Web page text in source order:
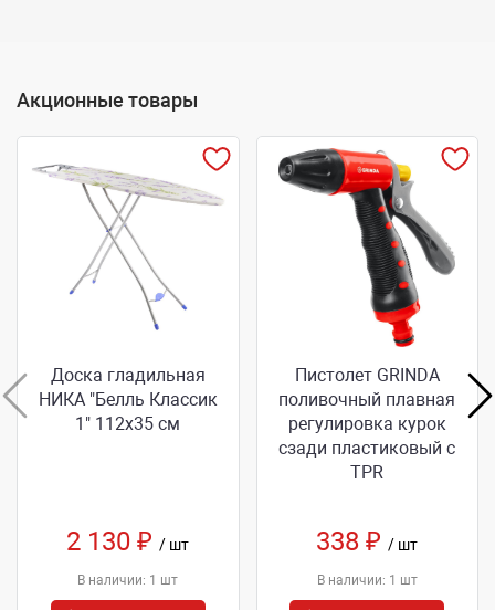
Акционные товары
Доска гладильная
НИКА "Белль Классик
1" 112х35 см
2 130 ₽/ шт
В наличии: 1 шт
Пистолет GRINDA
поливочный плавная
регулировка курок
сзади пластиковый с
TPR
338 ₽/ шт
В наличии: 1 шт